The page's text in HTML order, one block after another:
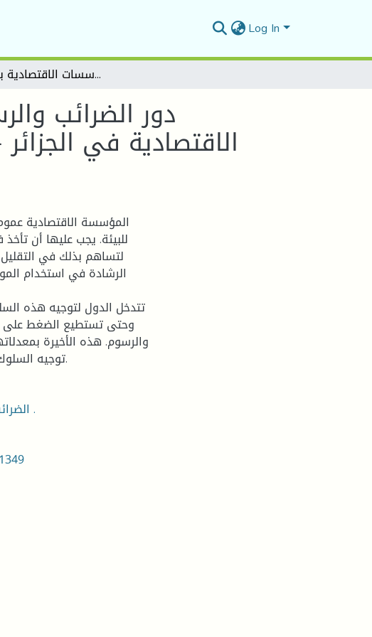
Log In
دور الضرائب والرسوم البيئية في توجيه السلوك البيئي للمؤسسة الاقتصادية في الجزائر - دراسة حالة مجموعة من المؤسسات الاقتصادية بالمسيلة-
دور الضرائب
الاقتصادية في
المؤسسة الاقتصادية
للبيئة. يجب عليها أن
لتساهم بذلك في
الرشادة في استخدام
تتدخل الدول لتوجيه هذه
وحتى تستطيع الضغط على
والرسوم. هذه الأخيرة
توجيه السلوك البيئي لهذه المؤسسات الاقتصادية في الجزائر.
الضرائب والرسوم البيئية ، السلوك البيئي، البعد البيئي .